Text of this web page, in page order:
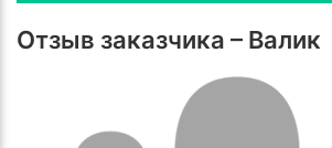
Отзыв заказчика – Валик